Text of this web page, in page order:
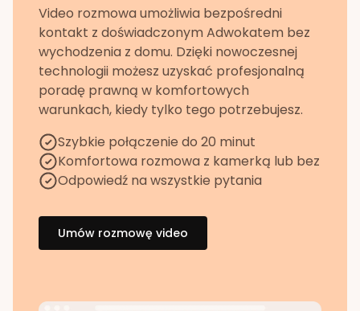
Video rozmowa umożliwia bezpośredni
kontakt z doświadczonym Adwokatem bez
wychodzenia z domu. Dzięki nowoczesnej
technologii możesz uzyskać profesjonalną
poradę prawną w komfortowych
warunkach, kiedy tylko tego potrzebujesz.
Szybkie połączenie do 20 minut
Komfortowa rozmowa z kamerką lub bez
Odpowiedź na wszystkie pytania
Umów rozmowę video